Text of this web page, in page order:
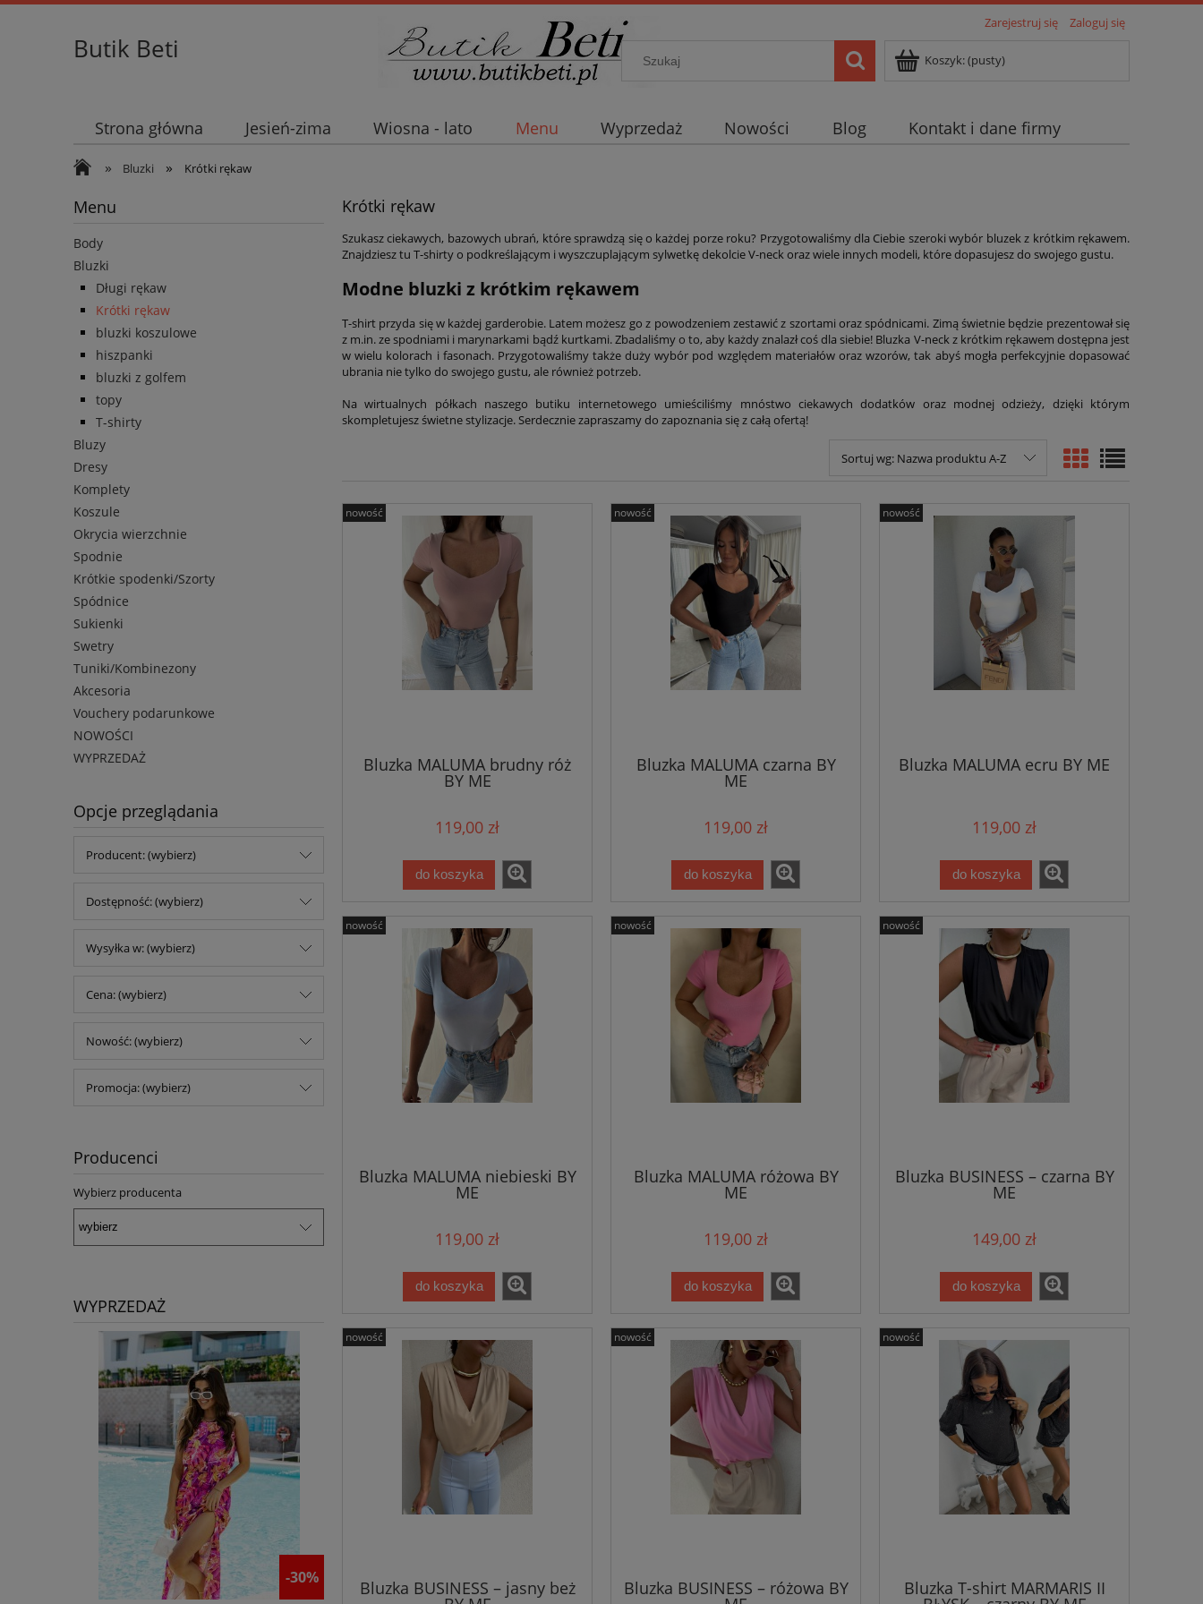
Zarejestruj się Zaloguj się
Butik Beti Koszyk:(pusty)
Strona główna Jesień-zima Wiosna - lato Menu Wyprzedaż Nowości Blog Kontakt i dane firmy
» Bluzki » Krótki rękaw
Menu
Body
Bluzki
Długi rękaw
Krótki rękaw
bluzki koszulowe
hiszpanki
bluzki z golfem
topy
T-shirty
Bluzy
Dresy
Komplety
Koszule
Okrycia wierzchnie
Spodnie
Krótkie spodenki/Szorty
Spódnice
Sukienki
Swetry
Tuniki/Kombinezony
Akcesoria
Vouchery podarunkowe
NOWOŚCI
WYPRZEDAŻ
Opcje przeglądania
Producent: (wybierz)
Dostępność: (wybierz)
Wysyłka w: (wybierz)
Cena: (wybierz)
Nowość: (wybierz)
Promocja: (wybierz)
Producenci
Wybierz producenta
WYPRZEDAŻ
-30% -25%
Krótki rękaw
Szukasz ciekawych, bazowych ubrań, które sprawdzą się o każdej porze roku? Przygotowaliśmy dla Ciebie szeroki wybór bluzek z krótkim rękawem.
Znajdziesz tu T-shirty o podkreślającym i wyszczuplającym sylwetkę dekolcie V-neck oraz wiele innych modeli, które dopasujesz do swojego gustu.
Modne bluzki z krótkim rękawem
T-shirt przyda się w każdej garderobie. Latem możesz go z powodzeniem zestawić z szortami oraz spódnicami. Zimą świetnie będzie prezentował się
z m.in. ze spodniami i marynarkami bądź kurtkami. Zbadaliśmy o to, aby każdy znalazł coś dla siebie! Bluzka V-neck z krótkim rękawem dostępna jest
w wielu kolorach i fasonach. Przygotowaliśmy także duży wybór pod względem materiałów oraz wzorów, tak abyś mogła perfekcyjnie dopasować
ubrania nie tylko do swojego gustu, ale również potrzeb.
Na wirtualnych półkach naszego butiku internetowego umieściliśmy mnóstwo ciekawych dodatków oraz modnej odzieży, dzięki którym
skompletujesz świetne stylizacje. Serdecznie zapraszamy do zapoznania się z całą ofertą!
Sortuj wg: Nazwa produktu A-Z
Bluzka MALUMA brudny róż
BY ME
119,00 zł
do koszyka
nowość
Bluzka MALUMA czarna BY
ME
119,00 zł
do koszyka
nowość
Bluzka MALUMA ecru BY ME
119,00 zł
do koszyka
nowość
Bluzka MALUMA niebieski BY
ME
119,00 zł
do koszyka
nowość
Bluzka MALUMA różowa BY
ME
119,00 zł
do koszyka
nowość
Bluzka BUSINESS – czarna BY
ME
149,00 zł
do koszyka
nowość
Bluzka BUSINESS – jasny beż
nowość
Bluzka BUSINESS – różowa BY
nowość
Bluzka T-shirt MARMARIS II
nowość